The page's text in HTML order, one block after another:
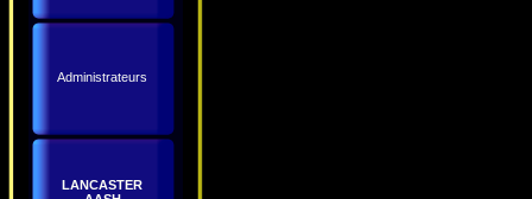
Administrateurs
LANCASTER